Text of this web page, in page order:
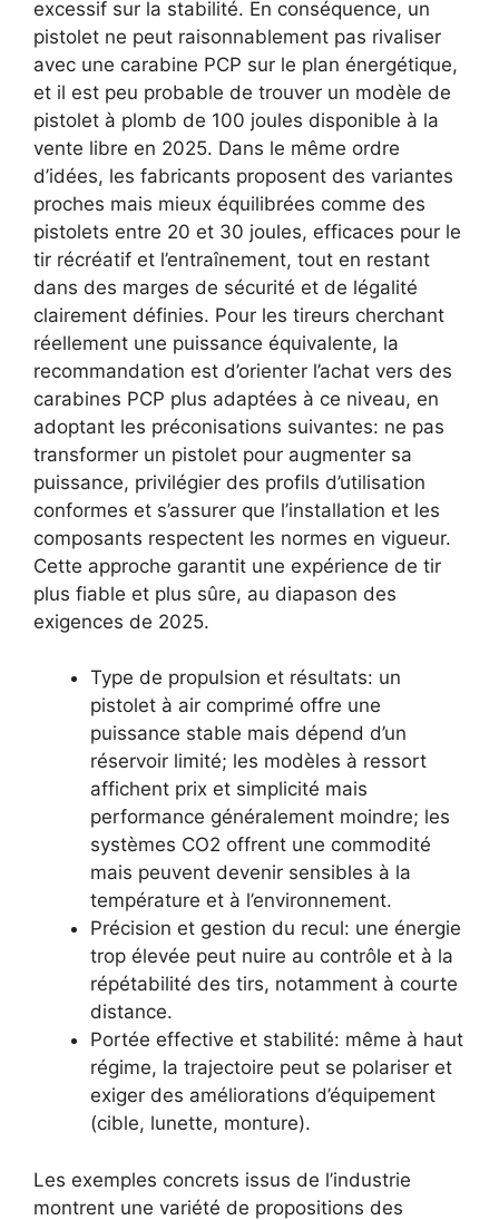
excessif sur la stabilité. En conséquence, un
pistolet ne peut raisonnablement pas rivaliser
avec une carabine PCP sur le plan énergétique,
et il est peu probable de trouver un modèle de
pistolet à plomb de 100 joules disponible à la
vente libre en 2025. Dans le même ordre
d’idées, les fabricants proposent des variantes
proches mais mieux équilibrées comme des
pistolets entre 20 et 30 joules, efficaces pour le
tir récréatif et l’entraînement, tout en restant
dans des marges de sécurité et de légalité
clairement définies. Pour les tireurs cherchant
réellement une puissance équivalente, la
recommandation est d’orienter l’achat vers des
carabines PCP plus adaptées à ce niveau, en
adoptant les préconisations suivantes: ne pas
transformer un pistolet pour augmenter sa
puissance, privilégier des profils d’utilisation
conformes et s’assurer que l’installation et les
composants respectent les normes en vigueur.
Cette approche garantit une expérience de tir
plus fiable et plus sûre, au diapason des
exigences de 2025.
Type de propulsion et résultats: un
pistolet à air comprimé offre une
puissance stable mais dépend d’un
réservoir limité; les modèles à ressort
affichent prix et simplicité mais
performance généralement moindre; les
systèmes CO2 offrent une commodité
mais peuvent devenir sensibles à la
température et à l’environnement.
Précision et gestion du recul: une énergie
trop élevée peut nuire au contrôle et à la
répétabilité des tirs, notamment à courte
distance.
Portée effective et stabilité: même à haut
régime, la trajectoire peut se polariser et
exiger des améliorations d’équipement
(cible, lunette, monture).
Les exemples concrets issus de l’industrie
montrent une variété de propositions des